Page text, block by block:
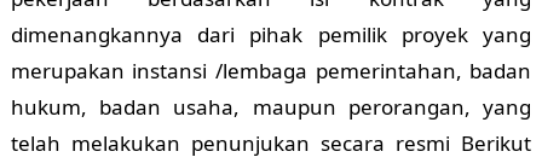
dimenangkannya dari pihak pemilik proyek yang
merupakan instansi /lembaga pemerintahan, badan
hukum, badan usaha, maupun perorangan, yang
telah melakukan penunjukan secara resmi Berikut